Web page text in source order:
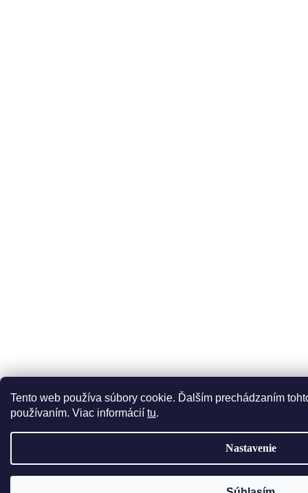
Tento web používa súbory cookie. Ďalším prechádzaním
používaním. Viac informácií tu.
Nastavenie